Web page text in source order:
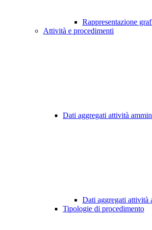
Rappresentazione
Attività e procedimenti
Dati aggregati attività
Dati aggregati attività
Tipologie di procedimento